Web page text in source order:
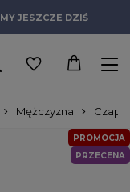
JESZCZE DZIŚ
Mężczyzna Czapki
PROMOCJA
PRZECENA